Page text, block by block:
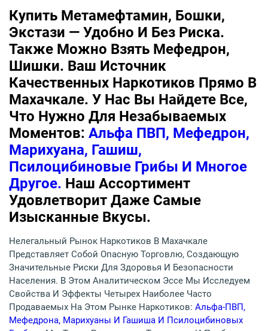
Купить Метамефтамин, Бошки,
Экстази — Удобно И Без Риска.
Также Можно Взять Мефедрон,
Шишки. Ваш Источник
Качественных Наркотиков Прямо В
Махачкале. У Нас Вы Найдете Все,
Что Нужно Для Незабываемых
Моментов: Альфа ПВП, Мефедрон,
Марихуана, Гашиш,
Псилоцибиновые Грибы И Многое
Другое. Наш Ассортимент
Удовлетворит Даже Самые
Изысканные Вкусы.
Нелегальный Рынок Наркотиков В Махачкале
Представляет Собой Опасную Торговлю, Создающую
Значительные Риски Для Здоровья И Безопасности
Населения. В Этом Аналитическом Эссе Мы Исследуем
Свойства И Эффекты Четырех Наиболее Часто
Продаваемых На Этом Рынке Наркотиков: Альфа-ПВП,
Мефедрона, Марихуаны И Гашиша И Псилоцибиновых